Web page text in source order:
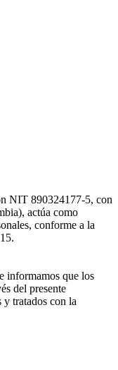
NIT 890324177-5, con
actúa como
conforme a la
informamos que los
del presente
y tratados con la